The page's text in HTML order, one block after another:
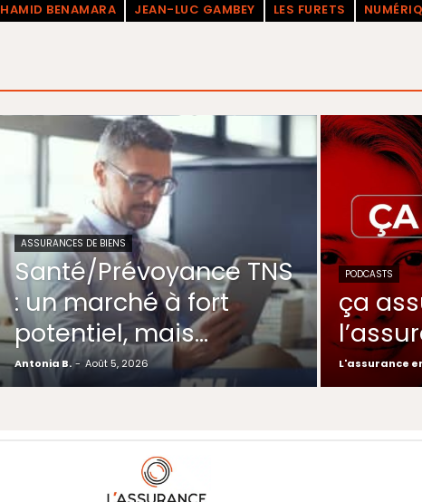
HAMID BENAMARA JEAN-LUC GAMBEY LES FURETS
ASSURANCES DE BIENS
Santé/Prévoyance TNS
: un marché à fort
potentiel, mais…
Antonia B. - Août 5, 2026
PODCASTS
ça
L'assurance